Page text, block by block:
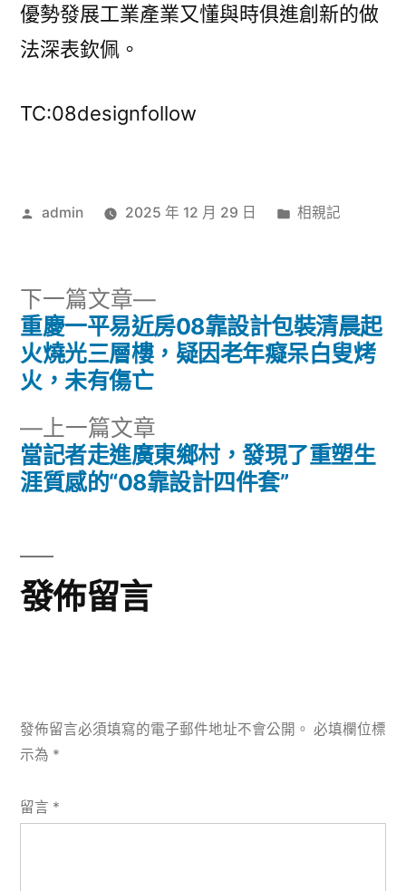
優勢發展工業產業又懂與時俱進創新的做
法深表欽佩。
TC:08designfollow
作
admin 2025 年 12 月 29 日
分
相親記
文
章
導
覽
上一篇文章
一
篇
當記者走進廣東鄉村，發現了重塑生
涯質感的“08靠設計四件套”
下一篇文章
下
一
篇
重慶一平易近房08靠設計包裝清晨起
火燒光三層樓，疑因老年癡呆白叟烤
火，未有傷亡
發佈留言
發佈留言必須填寫的電子郵件地址不會公開。 必填欄位標
示為 *
留言 *